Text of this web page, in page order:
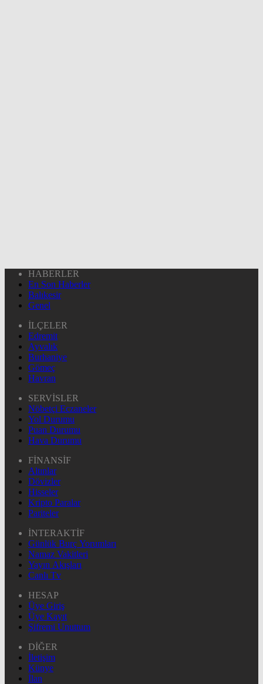
HABERLER
En Son Haberler
Balıkesir
Genel
İLÇELER
Edremit
Ayvalık
Burhaniye
Gömeç
Havran
SERVİSLER
Nöbetçi Eczaneler
Yol Durumu
Puan Durumu
Hava Durumu
FİNANSİF
Altınlar
Dövizler
Hisseler
Kripto Paralar
Pariteler
İNTERAKTİF
Günlük Burç Yorumları
Namaz Vakitleri
Yayın Akışları
Canlı Tv
HESAP
Üye Giriş
Üye Kayıt
Şifremi Unuttum
DİĞER
İletişim
Künye
İlan